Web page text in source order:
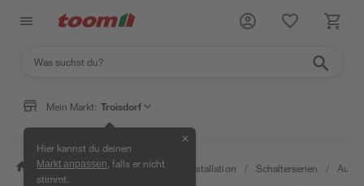
Mein Markt: Troisdorf
Hier kannst du deinen
Markt anpassen , falls er nicht
stimmt.
✕
/ Bauen & Renovieren / Elektroinstallation / Schalterserien /